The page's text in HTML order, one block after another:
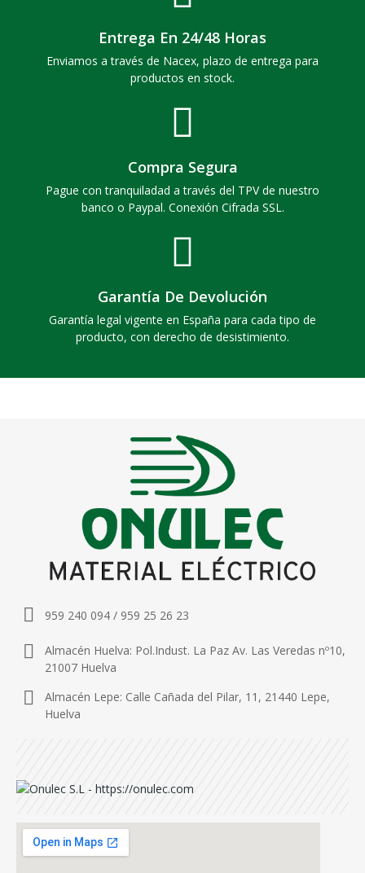
Entrega En 24/48 Horas
Enviamos a través de Nacex, plazo de entrega para
productos en stock.
Compra Segura
Pague con tranquiladad a través del TPV de nuestro
banco o Paypal. Conexión Cifrada SSL.
Garantía De Devolución
Garantía legal vigente en España para cada tipo de
producto, con derecho de desistimiento.
959 240 094 / 959 25 26 23
Almacén Huelva: Pol.Indust. La Paz Av. Las Veredas nº10,
21007 Huelva
Almacén Lepe: Calle Cañada del Pilar, 11, 21440 Lepe,
Huelva